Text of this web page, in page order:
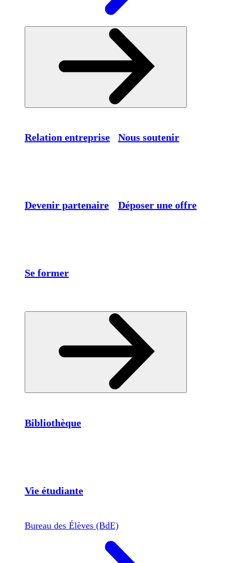
Relation entreprise Nous soutenir
Devenir partenaire Déposer une offre
Se former
Bibliothèque
Vie étudiante
Bureau des Élèves (BdE)